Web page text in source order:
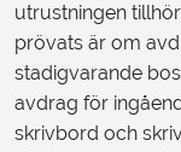
utrustningen
prövats är om
stadigvarande
avdrag för
skrivbord och